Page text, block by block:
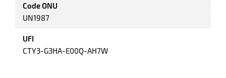
Code ONU
UN1987
UFI
CTY3-G3HA-E00Q-AH7W